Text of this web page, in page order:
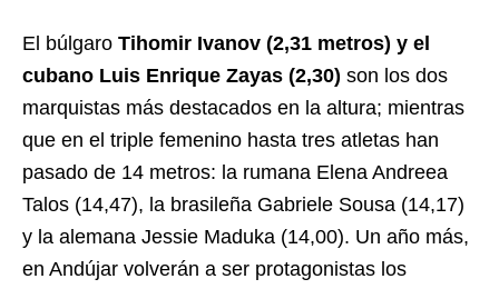
El búlgaro Tihomir Ivanov (2,31 metros) y el
cubano Luis Enrique Zayas (2,30) son los dos
marquistas más destacados en la altura; mientras
que en el triple femenino hasta tres atletas han
pasado de 14 metros: la rumana Elena Andreea
Talos (14,47), la brasileña Gabriele Sousa (14,17)
y la alemana Jessie Maduka (14,00). Un año más,
en Andújar volverán a ser protagonistas los